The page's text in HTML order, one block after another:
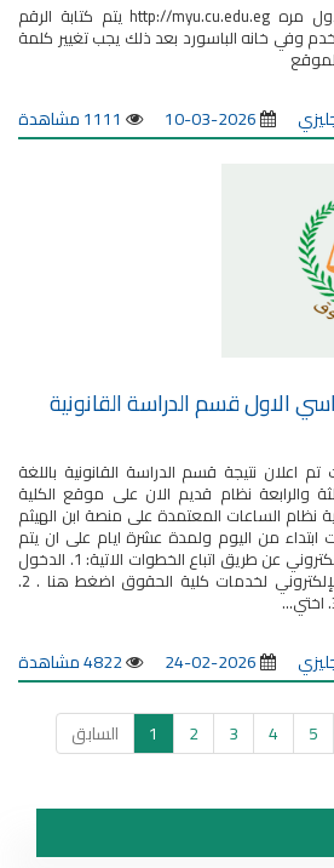
للدخول على بوابة الطالب لأول مره http://myu.cu.edu.eg يتم كتابة الرقم
وفي خانه الباسورد بعد ذلك يجب تغيير كلمة
2026-03-10 1111 مشاهدة
الاول قسم الدراسة القانونية
تم اعلان نتيجة قسم الدراسة القانونية باللغة
والرابعة نظام قديم الان على موقع الكلية
نظام الساعات المعتمدة على منصة ابن الهيثم
من اليوم ولمدة عشرة ايام على ان يتم
تقديم طلب الالتماس بشكل الكتروني عن طريق اتباع الخطوات الاتية: 1. الدخول
على موقع خدمة التحصيل الإلكتروني لخدمات كلية الحقوق اضغط هنا . 2.
2026-02-24 4822 مشاهدة
السابق 1 2 3 4 5